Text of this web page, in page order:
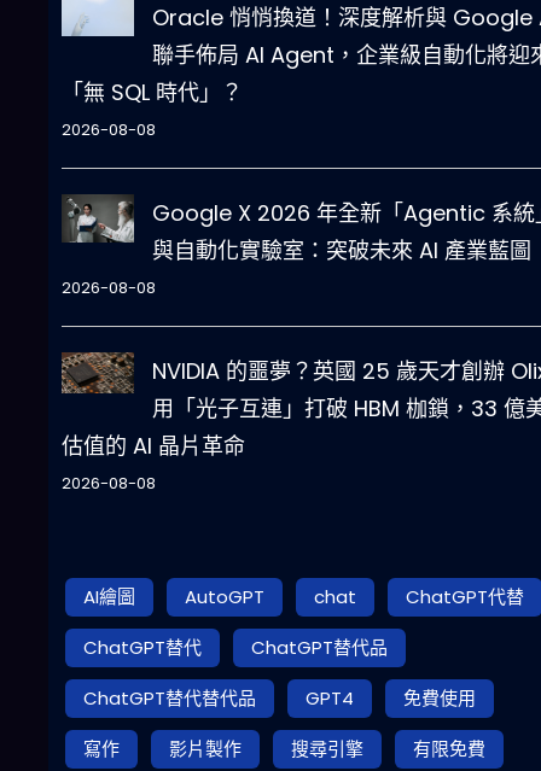
Oracle 悄悄換道！深度解析與 Google
聯手佈局 AI Agent，企業級自動化將迎
「無 SQL 時代」？
2026-08-08
Google X 2026 年全新「Agentic 系統
與自動化實驗室：突破未來 AI 產業藍圖
2026-08-08
NVIDIA 的噩夢？英國 25 歲天才創辦
用「光子互連」打破 HBM 枷鎖，33 億
估值的 AI 晶片革命
2026-08-08
AI繪圖 AutoGPT chat
ChatGPT代替
ChatGPT替代
ChatGPT替代品
ChatGPT替代替代品
GPT4
免費使用
寫作
影片製作 搜尋引擎 有限免費